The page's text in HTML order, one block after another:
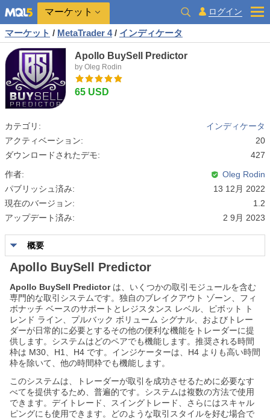
マーケット ログイン
マーケット / MetaTrader 4 / インディケータ
Apollo BuySell Predictor
by Oleg Rodin
65 USD
カテゴリ:
インディケータ
アクティベーション:
20
ダウンロードされたデモ:
427
作者:
Oleg Rodin
パブリッシュ済み:
13 12月 2022
現在のバージョン:
1.2
アップデート済み:
2 9月 2023
概要
Apollo BuySell Predictor
Apollo BuySell Predictorは、いくつかの取引モジュールを含む
専門的な取引システムです。独自のブレイクアウト ゾーン、フィ
ボナッチ ベースのサポートとレジスタンス レベル、ピボット ト
レンド ライン、プルバック ボリューム シグナル、およびトレー
ダーが日常的に必要とするその他の便利な機能をトレーダーに提
供します。システムはどのペアでも機能します。推奨される時間
枠は M30、H1、H4 です。インジケーターは、H4 よりも高い時間
枠を除いて、他の時間枠でも機能します。
このシステムは、トレーダーが取引を成功させるために必要なす
べてを提供するため、普遍的です。システムは複数の方法で使用
できます。デイトレード、スイングトレード、さらにはスキャル
ピングにも使用できます。どのような取引スタイルを好む場合で